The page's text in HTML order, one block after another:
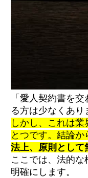
「愛人契約書を
る方は少なくあり
しかし、これは
とつです。結論か
法上、原則として
ここでは、法的
明確にします。